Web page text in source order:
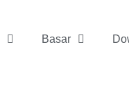
Basar